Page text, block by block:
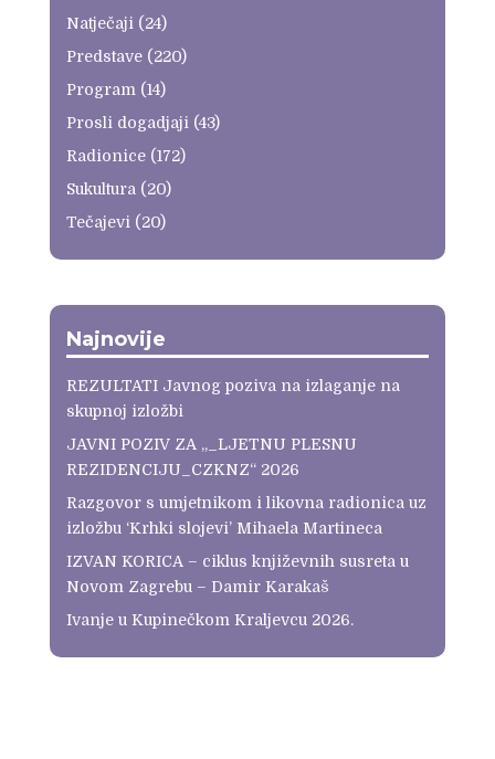
Natječaji (24)
Predstave(220)
Program (14)
Prosli dogadjaji (43)
Radionice(172)
Sukultura (20)
Tečajevi (20)
Najnovije
REZULTATI Javnog poziva na izlaganje na
skupnoj izložbi
JAVNI POZIV ZA „_LJETNU PLESNU
REZIDENCIJU_CZKNZ“ 2026
Razgovor s umjetnikom i likovna radionica uz
izložbu ‘Krhki slojevi’ Mihaela Martineca
IZVAN KORICA – ciklus književnih susreta u
Novom Zagrebu – Damir Karakaš
Ivanje u Kupinečkom Kraljevcu 2026.